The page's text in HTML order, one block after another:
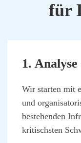
für
1.
Wir star­ten mit
und
bestehen­den
kri­tischs­ten